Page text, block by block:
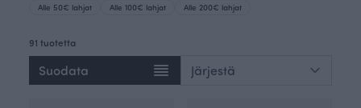
Alle 50€ lahjat Alle 100€ lahjat Alle 200€ lahjat
91 tuotetta
Suodata